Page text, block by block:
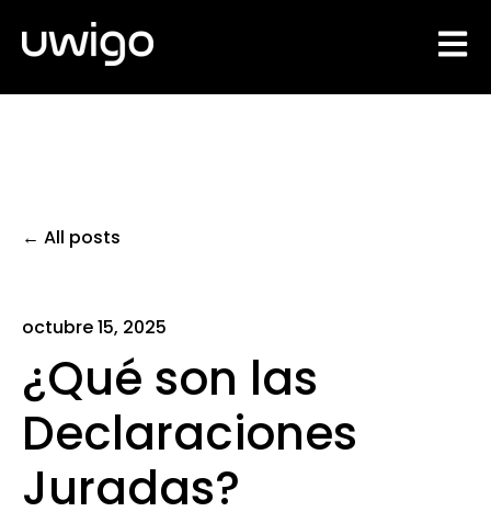
All posts
octubre 15, 2025
¿Qué son las
Declaraciones
Juradas?